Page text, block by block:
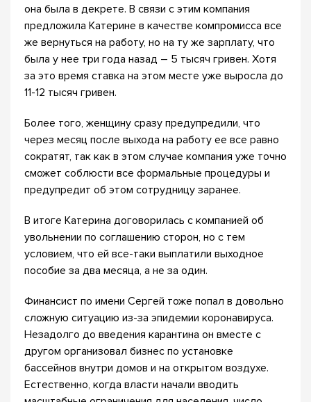
она была в декрете. В связи с этим компания
предложила Катерине в качестве компромисса все
же вернуться на работу, но на ту же зарплату, что
была у нее три года назад – 5 тысяч гривен. Хотя
за это время ставка на этом месте уже выросла до
11-12 тысяч гривен.
Более того, женщину сразу предупредили, что
через месяц после выхода на работу ее все равно
сократят, так как в этом случае компания уже точно
сможет соблюсти все формальные процедуры и
предупредит об этом сотрудницу заранее.
В итоге Катерина договорилась с компанией об
увольнении по соглашению сторон, но с тем
условием, что ей все-таки выплатили выходное
пособие за два месяца, а не за один.
Финансист по имени Сергей тоже попал в довольно
сложную ситуацию из-за эпидемии коронавируса.
Незадолго до введения карантина он вместе с
другом организовал бизнес по установке
бассейнов внутри домов и на открытом воздухе.
Естественно, когда власти начали вводить